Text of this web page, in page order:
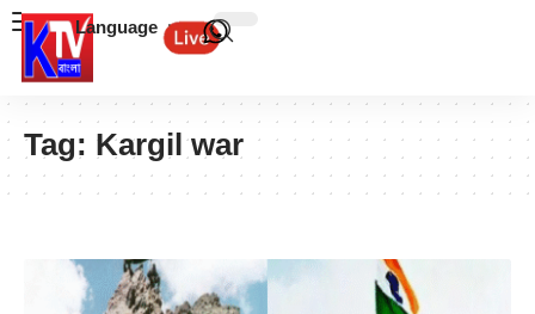
Language
Tag: Kargil war